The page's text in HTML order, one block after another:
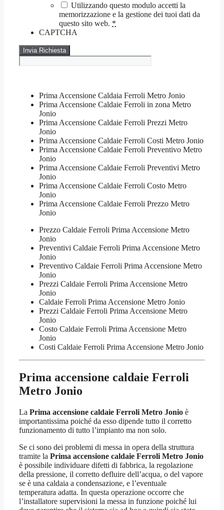
Utilizzando questo modulo accetti la
memorizzazione e la gestione dei tuoi dati da
questo sito web. *
CAPTCHA
Prima Accensione Caldaia Ferroli Metro Jonio
Prima Accensione Caldaie Ferroli in zona Metro
Jonio
Prima Accensione Caldaie Ferroli Prezzi Metro
Jonio
Prima Accensione Caldaie Ferroli Costi Metro Jonio
Prima Accensione Caldaie Ferroli Preventivo Metro
Jonio
Prima Accensione Caldaie Ferroli Preventivi Metro
Jonio
Prima Accensione Caldaie Ferroli Costo Metro
Jonio
Prima Accensione Caldaie Ferroli Prezzo Metro
Jonio
Prezzo Caldaie Ferroli Prima Accensione Metro
Jonio
Preventivi Caldaie Ferroli Prima Accensione Metro
Jonio
Preventivo Caldaie Ferroli Prima Accensione Metro
Jonio
Prezzi Caldaie Ferroli Prima Accensione Metro
Jonio
Caldaie Ferroli Prima Accensione Metro Jonio
Prezzi Caldaie Ferroli Prima Accensione Metro
Jonio
Costo Caldaie Ferroli Prima Accensione Metro
Jonio
Costi Caldaie Ferroli Prima Accensione Metro Jonio
Prima accensione caldaie Ferroli
Metro Jonio
La Prima accensione caldaie Ferroli Metro Jonio è
importantissima poiché da esso dipende tutto il corretto
funzionamento di tutto l’impianto ma non solo.
Se ci sono dei problemi di messa in opera della struttura
tramite la Prima accensione caldaie Ferroli Metro Jonio
è possibile individuare difetti di fabbrica, la regolazione
della pressione, il corretto defluire dell’acqua, o del vapore
se è una caldaia a condensazione, e l’eventuale
temperatura adatta. In questa operazione occorre che
l’installatore supervisioni la messa in funzione poiché lui